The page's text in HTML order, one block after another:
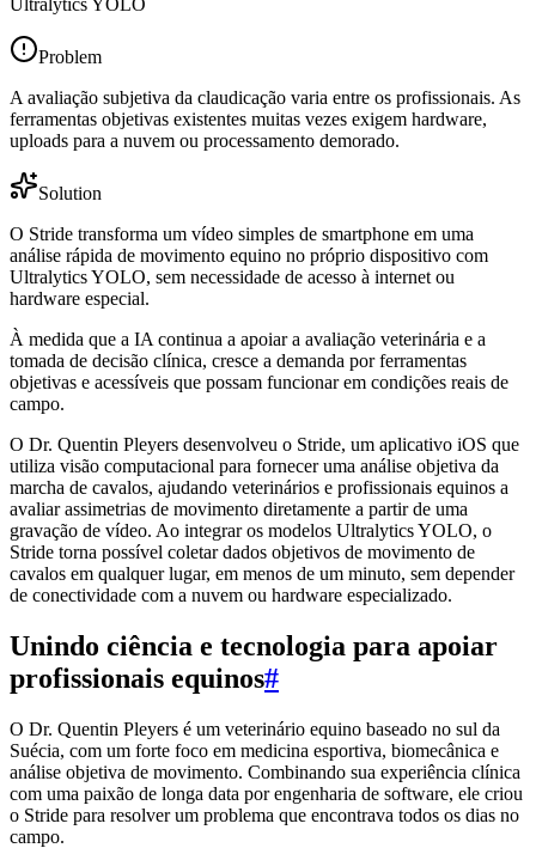
Problem
A avaliação subjetiva da claudicação varia entre os profissionais. As
ferramentas objetivas existentes muitas vezes exigem hardware,
uploads para a nuvem ou processamento demorado.
Solution
O Stride transforma um vídeo simples de smartphone em uma
análise rápida de movimento equino no próprio dispositivo com
Ultralytics YOLO, sem necessidade de acesso à internet ou
hardware especial.
À medida que a IA continua a apoiar a avaliação veterinária e a
tomada de decisão clínica, cresce a demanda por ferramentas
objetivas e acessíveis que possam funcionar em condições reais de
campo.
O Dr. Quentin Pleyers desenvolveu o Stride, um aplicativo iOS que
utiliza visão computacional para fornecer uma análise objetiva da
marcha de cavalos, ajudando veterinários e profissionais equinos a
avaliar assimetrias de movimento diretamente a partir de uma
gravação de vídeo. Ao integrar os modelos Ultralytics YOLO, o
Stride torna possível coletar dados objetivos de movimento de
cavalos em qualquer lugar, em menos de um minuto, sem depender
de conectividade com a nuvem ou hardware especializado.
Unindo ciência e tecnologia para apoiar
profissionais equinos#
O Dr. Quentin Pleyers é um veterinário equino baseado no sul da
Suécia, com um forte foco em medicina esportiva, biomecânica e
análise objetiva de movimento. Combinando sua experiência clínica
com uma paixão de longa data por engenharia de software, ele criou
o Stride para resolver um problema que encontrava todos os dias no
campo.